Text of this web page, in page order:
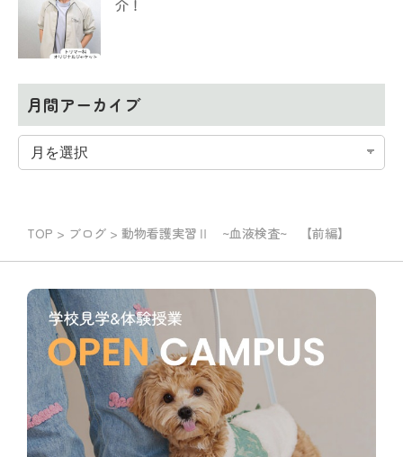
介！
月間アーカイブ
TOP > ブログ > 動物看護実習Ⅱ ~血液検査~ 【前編】